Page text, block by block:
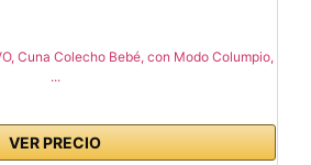
Cuna Colecho Bebé, con Modo Columpio,
...
VER PRECIO